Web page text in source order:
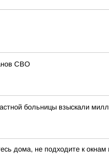
СВО
больницы взыскали
дома, не подходите к окнам